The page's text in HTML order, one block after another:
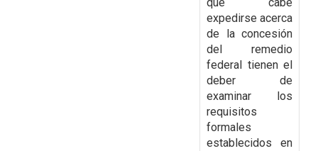
expedirse acerca
de la concesión
del remedio
federal tienen el
deber de
examinar los
requisitos
formales
establecidos en